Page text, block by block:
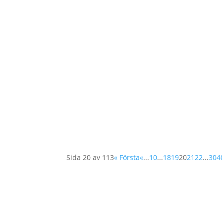
Sida 20 av 113« Första«...10...1819202122...30